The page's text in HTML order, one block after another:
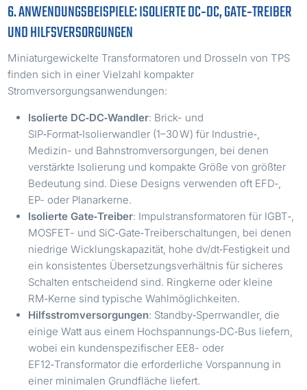
6. ANWENDUNGSBEISPIELE: ISOLIERTE DC‑DC, GATE‑TREIBER
UND HILFSVERSORGUNGEN
Miniaturgewickelte Transformatoren und Drosseln von TPS
finden sich in einer Vielzahl kompakter
Stromversorgungsanwendungen:
Isolierte DC‑DC‑Wandler: Brick- und
SIP‑Format‑Isolierwandler (1–30 W) für Industrie‑,
Medizin- und Bahnstromversorgungen, bei denen
verstärkte Isolierung und kompakte Größe von größter
Bedeutung sind. Diese Designs verwenden oft EFD‑,
EP- oder Planarkerne.
Isolierte Gate‑Treiber: Impulstransformatoren für IGBT‑,
MOSFET- und SiC‑Gate‑Treiberschaltungen, bei denen
niedrige Wicklungskapazität, hohe dv/dt‑Festigkeit und
ein konsistentes Übersetzungsverhältnis für sicheres
Schalten entscheidend sind. Ringkerne oder kleine
RM‑Kerne sind typische Wahlmöglichkeiten.
Hilfsstromversorgungen: Standby‑Sperrwandler, die
einige Watt aus einem Hochspannungs‑DC‑Bus liefern,
wobei ein kundenspezifischer EE8- oder
EF12‑Transformator die erforderliche Vorspannung in
einer minimalen Grundfläche liefert.